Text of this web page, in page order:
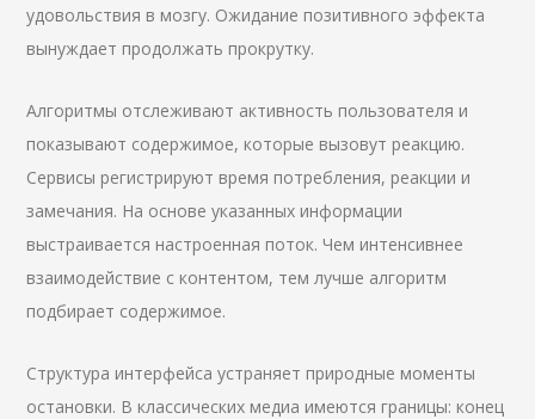
удовольствия в мозгу. Ожидание позитивного эффекта
вынуждает продолжать прокрутку.
Алгоритмы отслеживают активность пользователя и
показывают содержимое, которые вызовут реакцию.
Сервисы регистрируют время потребления, реакции и
замечания. На основе указанных информации
выстраивается настроенная поток. Чем интенсивнее
взаимодействие с контентом, тем лучше алгоритм
подбирает содержимое.
Структура интерфейса устраняет природные моменты
остановки. В классических медиа имеются границы: конец